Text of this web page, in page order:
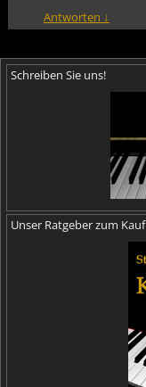
Antworten ↓
Schreiben Sie uns!
Unser Ratgeber zum Kauf